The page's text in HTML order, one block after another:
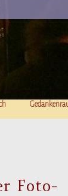
Foto-